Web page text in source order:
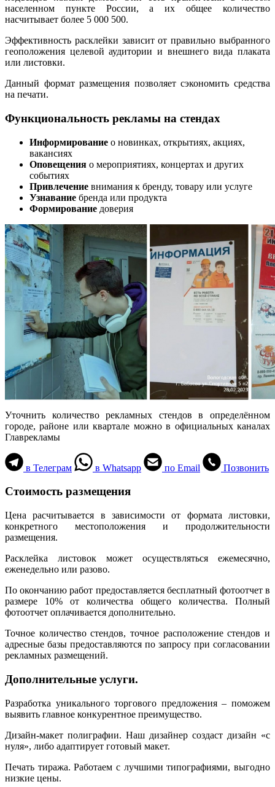
населенном пункте России, а их общее количество
насчитывает более 5 000 500.
Эффективность расклейки зависит от правильно выбранного
геоположения целевой аудитории и внешнего вида плаката
или листовки.
Данный формат размещения позволяет сэкономить средства
на печати.
Функциональность рекламы на стендах
Информирование о новинках, открытиях, акциях,
вакансиях
Оповещения о мероприятиях, концертах и других
событиях
Привлечение внимания к бренду, товару или услуге
Узнавание бренда или продукта
Формирование доверия
Уточнить количество рекламных стендов в определённом
городе, районе или квартале можно в официальных каналах
Главрекламы
в Телеграм в Whatsapp по Email Позвонить
Стоимость размещения
Цена расчитывается в зависимости от формата листовки,
конкретного местоположения и продолжительности
размещения.
Расклейка листовок может осуществляться ежемесячно,
еженедельно или разово.
По окончанию работ предоставляется бесплатный фотоотчет в
размере 10% от количества общего количества. Полный
фотоотчет оплачивается дополнительно.
Точное количество стендов, точное расположение стендов и
адресные базы предоставляются по запросу при согласовании
рекламных размещений.
Дополнительные услуги.
Разработка уникального торгового предложения – поможем
выявить главное конкурентное преимущество.
Дизайн-макет полиграфии. Наш дизайнер создаст дизайн «с
нуля», либо адаптирует готовый макет.
Печать тиража. Работаем с лучшими типографиями, выгодно
низкие цены.